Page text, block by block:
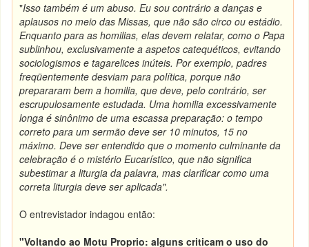
"Isso também é um abuso. Eu sou contrário a danças e
aplausos no meio das Missas, que não são circo ou estádio.
Enquanto para as homilias, elas devem relatar, como o Papa
sublinhou, exclusivamente a aspetos catequéticos, evitando
sociologismos e tagarelices inúteis. Por exemplo, padres
freqüentemente desviam para política, porque não
prepararam bem a homilia, que deve, pelo contrário, ser
escrupulosamente estudada. Uma homilia excessivamente
longa é sinônimo de uma escassa preparação: o tempo
correto para um sermão deve ser 10 minutos, 15 no
máximo. Deve ser entendido que o momento culminante da
celebração é o mistério Eucarístico, que não significa
subestimar a liturgia da palavra, mas clarificar como uma
correta liturgia deve ser aplicada".
O entrevistador indagou então:
"Voltando ao Motu Proprio: alguns criticam o uso do